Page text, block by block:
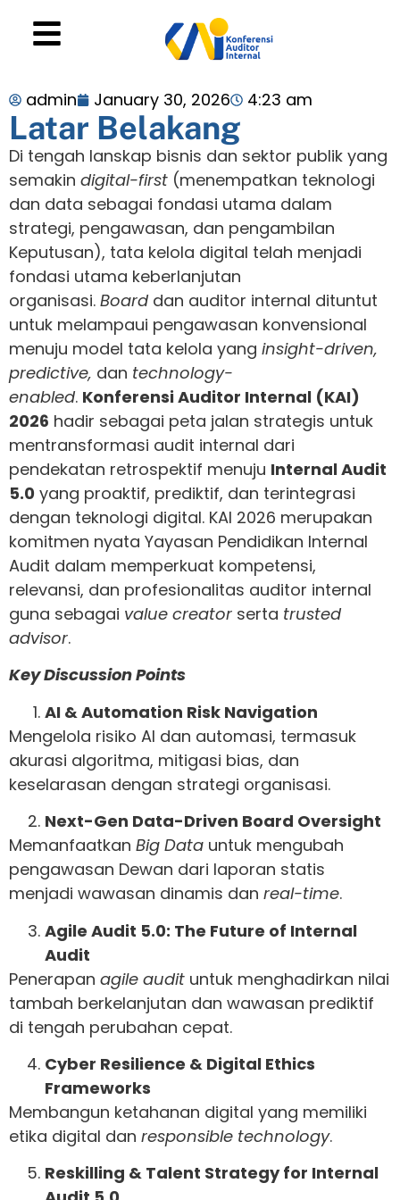
admin January 30, 2026 4:23 am
Latar Belakang
Di tengah lanskap bisnis dan sektor publik yang
semakin digital-first (menempatkan teknologi
dan data sebagai fondasi utama dalam
strategi, pengawasan, dan pengambilan
Keputusan), tata kelola digital telah menjadi
fondasi utama keberlanjutan
organisasi. Boarddan auditor internal dituntut
untuk melampaui pengawasan konvensional
menuju model tata kelola yang insight-driven,
predictive, dan technology-
enabled. Konferensi Auditor Internal (KAI)
2026 hadir sebagai peta jalan strategis untuk
mentransformasi audit internal dari
pendekatan retrospektif menuju Internal Audit
5.0 yang proaktif, prediktif, dan terintegrasi
dengan teknologi digital. KAI 2026 merupakan
komitmen nyata Yayasan Pendidikan Internal
Audit dalam memperkuat kompetensi,
relevansi, dan profesionalitas auditor internal
guna sebagai value creator serta trusted
advisor.
Key Discussion Points
AI & Automation Risk Navigation
Mengelola risiko AI dan automasi, termasuk
akurasi algoritma, mitigasi bias, dan
keselarasan dengan strategi organisasi.
Next-Gen Data-Driven Board Oversight
Memanfaatkan Big Data untuk mengubah
pengawasan Dewan dari laporan statis
menjadi wawasan dinamis dan real-time.
Agile Audit 5.0: The Future of Internal
Audit
Penerapan agile audit untuk menghadirkan nilai
tambah berkelanjutan dan wawasan prediktif
di tengah perubahan cepat.
Cyber Resilience & Digital Ethics
Frameworks
Membangun ketahanan digital yang memiliki
etika digital dan responsible technology.
Reskilling & Talent Strategy for Internal